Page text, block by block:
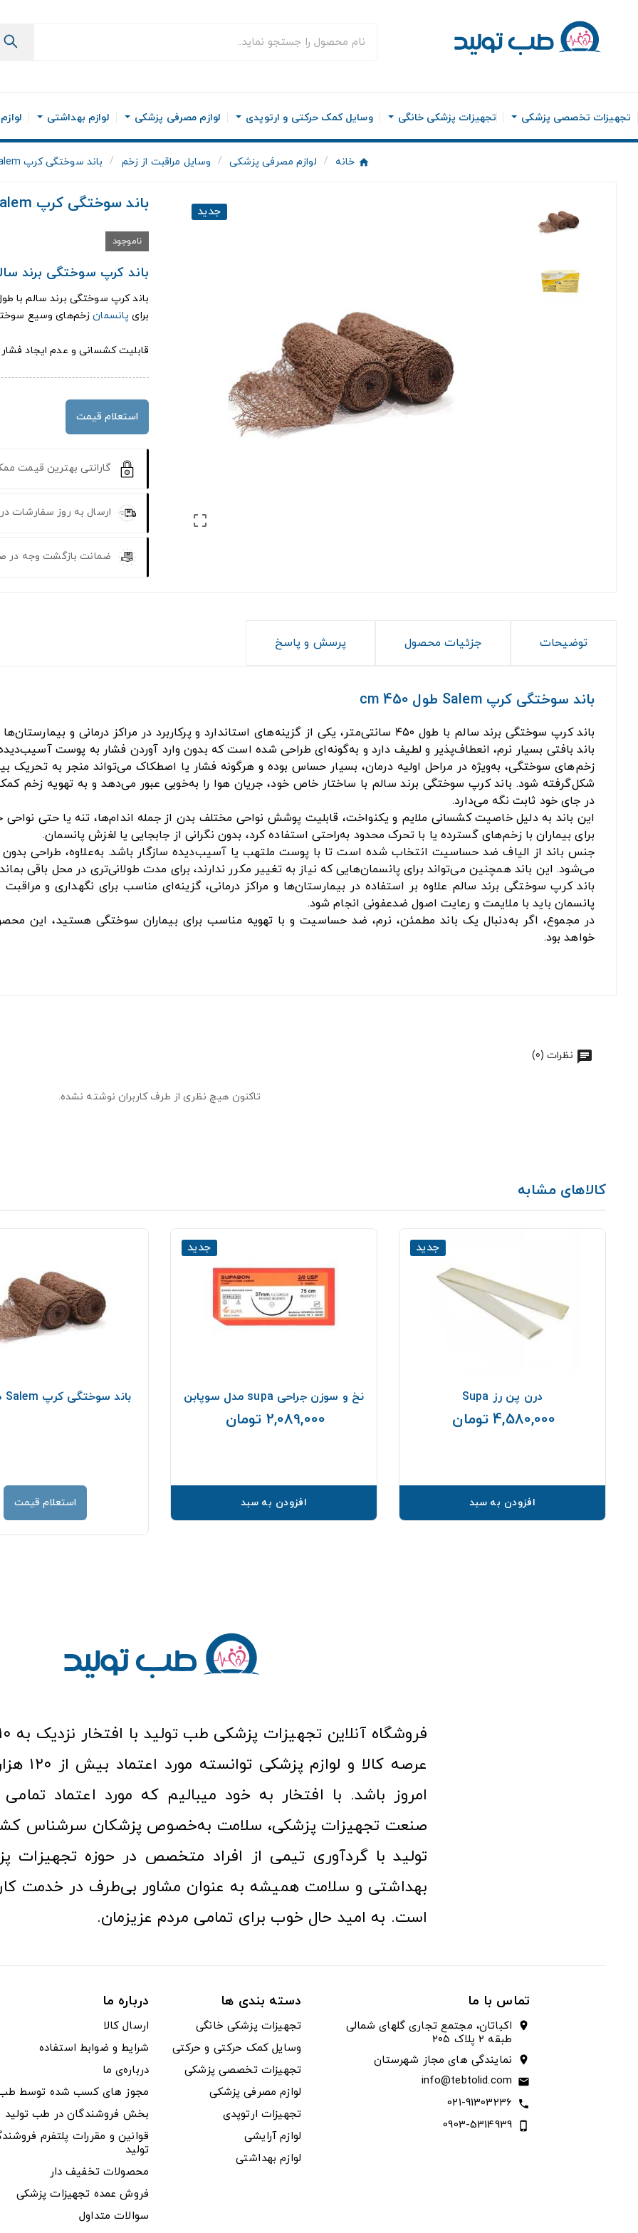
تجهیزات تخصصی پزشکی تجهیزات پزشکی خانگی وسایل کمک حرکتی و ارتوپدی لوازم مصرفی پزشکی لوازم بهداشتی
خانه لوازم مصرفی پزشکی وسایل مراقبت از زخم باند سوختگی كرپ Salem طول 450
جدید

باند سوختگی كرپ Salem طول 450
ناموجود
باند كرپ سوختگی برند سالم طول
برای پانسمانزخم‌های وسیع
قابلیت کشسانی و عدم ایجاد
استعلام قیمت
گارانتی بهترین قیمت
ارسال به روز سفارشات
ضمانت بازگشت وجه در
توضیحات جزئیات محصول پرسش و پاسخ
باند سوختگی كرپ Salem طول 450 cm
باند کرپ سوختگی برند سالم با طول ۴۵۰ سانتی‌متر، یکی از گزینه‌های استاندارد و پرکاربرد در مراکز
باند بافتی بسیار نرم، انعطاف‌پذیر و لطیف دارد و به‌گونه‌ای طراحی شده است که بدون وارد آوردن فشار به پوست
زخم‌های سوختگی، به‌ویژه در مراحل اولیه درمان، بسیار حساس بوده و هرگونه فشار یا اصطکاک می‌تواند منجر به
شکل‌گرفته شود. باند کرپ سوختگی برند سالم با ساختار خاص خود، جریان هوا را به‌خوبی عبور می‌دهد و به تهویه زخم
در جای خود ثابت نگه می‌دارد.
این باند به دلیل خاصیت کشسانی ملایم و یکنواخت، قابلیت پوشش نواحی مختلف بدن از جمله اندام‌ها، تنه یا حتی نواحی
برای بیماران با زخم‌های گسترده یا با تحرک محدود به‌راحتی استفاده کرد، بدون نگرانی از جابجایی یا لغزش پانسمان.
جنس باند از الیاف ضد حساسیت انتخاب شده است تا با پوست ملتهب یا آسیب‌دیده سازگار باشد. به‌علاوه، طراحی
می‌شود. این باند همچنین می‌تواند برای پانسمان‌هایی که نیاز به تغییر مکرر ندارند، برای مدت طولانی‌تری در محل باقی
باند کرپ سوختگی برند سالم علاوه بر استفاده در بیمارستان‌ها و مراکز درمانی، گزینه‌ای مناسب برای نگهداری و
پانسمان باید با ملایمت و رعایت اصول ضدعفونی انجام شود.
در مجموع، اگر به‌دنبال یک باند مطمئن، نرم، ضد حساسیت و با تهویه مناسب برای بیماران سوختگی هستید، این
خواهد بود.
نظرات (0)
تاکنون هیچ نظری از طرف کاربران نوشته نشده.
کالاهای مشابه
جدید
درن پن رز Supa
4,580,000 تومان
افزودن به سبد
جدید
نخ و سوزن جراحی supa مدل سوپابن
2,089,000 تومان
افزودن به سبد
باند سوختگی كرپ Salem طول 900
استعلام قیمت
عرصه کالا
امروز باشد. با افتخار به خود میبالیم که مورد اعتماد تمامی
صنعت تجهیزات پزشکی، سلامت به‌خصوص پزشکان سرشناس
تولید با گردآوری تیمی از افراد متخصص در حوزه تجهیزات
بهداشتی و سلامت همیشه به عنوان مشاور بی‌طرف در خدمت
است. به امید حال خوب برای تمامی مردم عزیزمان.
تماس با ما
location_on
اکباتان، مجتمع تجاری گلهای شمالی
طبقه ۲ پلاک ۲۰۵
location_on نمایندگی های مجاز شهرستان
email
info@tebtolid.com
call
021-91303236
phone_iphone
0903-5314939
دسته بندی ها
تجهیزات پزشکی خانگی
وسایل کمک حرکتی و حرکتی
تجهیزات تخصصی پزشکی
لوازم مصرفی پزشکی
تجهیزات ارتوپدی
لوازم آرایشی
لوازم بهداشتی
درباره ما
ارسال کالا
شرایط و ضوابط استفاده
درباره‌ی ما
مجوز های کسب شده توسط طب
بخش فروشندگان در طب تولید
قوانین و مقررات پلتفرم
تولید
محصولات تخفیف دار
فروش عمده تجهیزات پزشکی
سوالات متداول